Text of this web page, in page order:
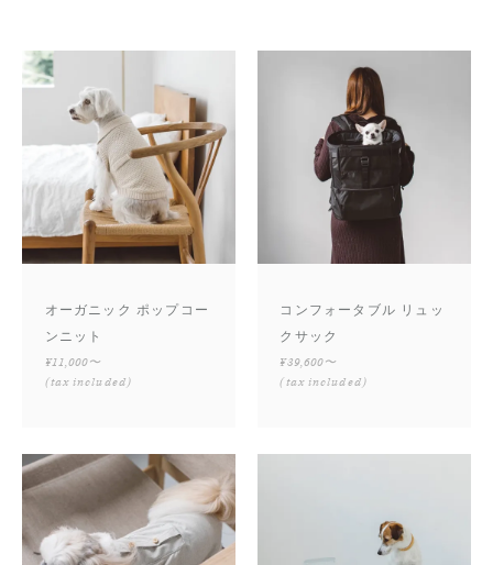
オーガニック ポップコー
ンニット
¥11,000〜
(tax included)
コンフォータブル リュッ
クサック
¥39,600〜
(tax included)